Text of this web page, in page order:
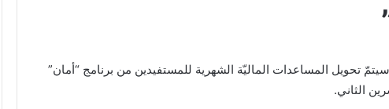
تحويل المساعدات الماليّة الشهرية للمستفيدين من برنامج “أمان”